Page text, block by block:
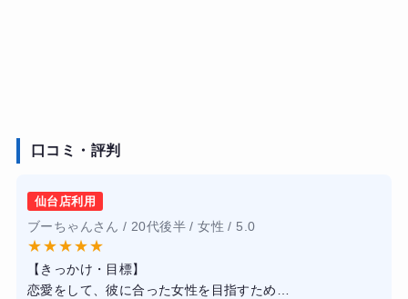
口コミ・評判
仙台店利用
ブーちゃんさん / 20代後半 / 女性 / 5.0
★★★★★
【きっかけ・目標】
恋愛をして、彼に合った女性を目指すため